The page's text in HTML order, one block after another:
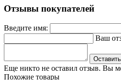
Отзывы покупателей
Введите имя:
Ваш
Еще никто не оставил отзыв. Вы
Похожие товары